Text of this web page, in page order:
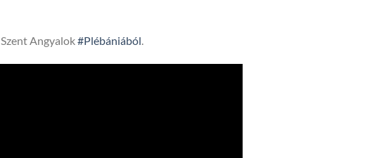
Szent Angyalok#Plébániából.